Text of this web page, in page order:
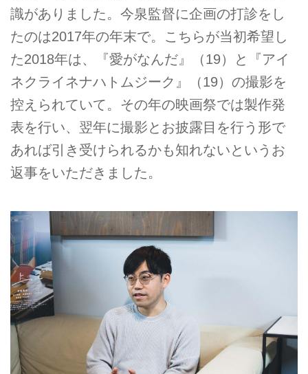
識がありました。今泉監督に企画の打診をし
たのは2017年の年末で。こちらが当初希望し
た2018年は、『愛がなんだ』（19）と『アイ
ネクライネナハトムジーク』（19）の撮影を
控えられていて。その年の映画祭では製作発
表を行い、翌年に撮影とお披露目を行う形で
あれば引き受けられるかも知れないというお
返事をいただきました。